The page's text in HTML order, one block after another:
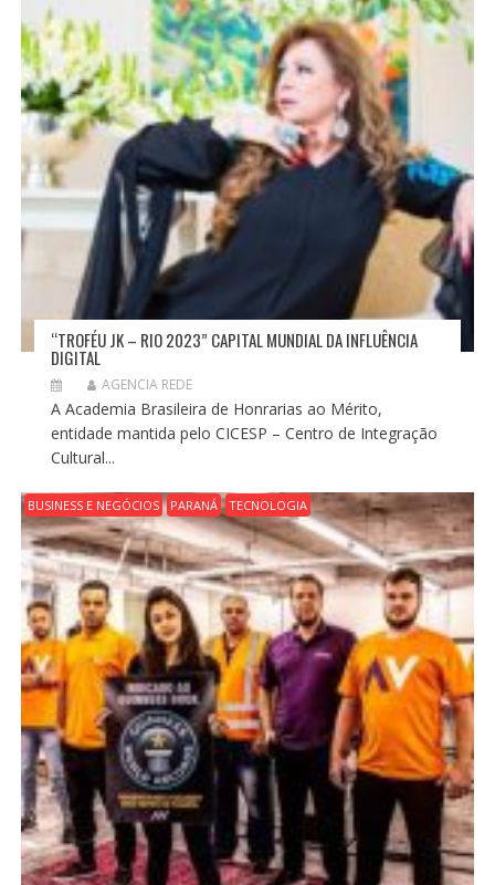
“TROFÉU JK – RIO 2023” CAPITAL MUNDIAL DA INFLUÊNCIA
DIGITAL
AGENCIA REDE
A Academia Brasileira de Honrarias ao Mérito,
entidade mantida pelo CICESP – Centro de Integração
Cultural...
BUSINESS E NEGÓCIOS PARANÁ TECNOLOGIA